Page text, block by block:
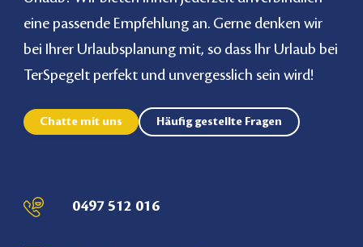
eine passende Empfehlung an. Gerne denken wir
bei Ihrer Urlaubsplanung mit, so dass Ihr Urlaub bei
TerSpegelt perfekt und unvergesslich sein wird!
Chatte mit uns Häufig gestellte Fragen
0497 512 016